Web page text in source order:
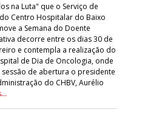
na Luta" que o Serviço de
Centro Hospitalar do Baixo
a Semana do Doente
decorre entre os dias 30 de
e contempla a realização do
de Dia de Oncologia, onde
de abertura o presidente
do CHBV, Aurélio